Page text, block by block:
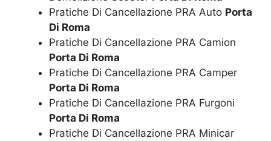
Pratiche Di Cancellazione PRA Auto Porta
Di Roma
Pratiche Di Cancellazione PRA Camion
Porta Di Roma
Pratiche Di Cancellazione PRA Camper
Porta Di Roma
Pratiche Di Cancellazione PRA Furgoni
Porta Di Roma
Pratiche Di Cancellazione PRA Minicar